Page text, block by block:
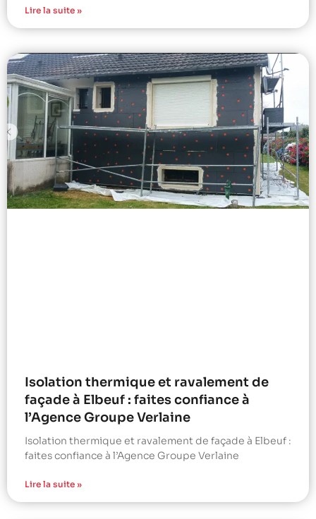
Lire la suite »
Isolation thermique et ravalement de
façade à Elbeuf : faites confiance à
l’Agence Groupe Verlaine
Isolation thermique et ravalement de façade à Elbeuf :
faites confiance à l’Agence Groupe Verlaine
Lire la suite »